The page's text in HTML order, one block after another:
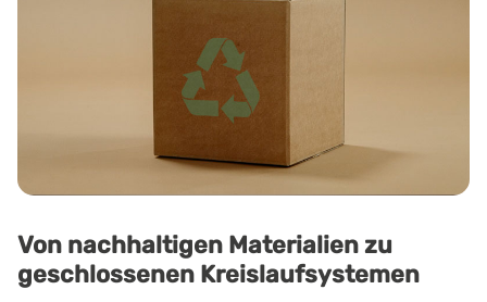
Von nachhaltigen Materialien zu
geschlossenen Kreislaufsystemen